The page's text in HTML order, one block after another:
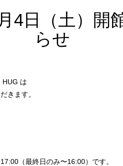
4日（土）開
らせ
HUG は
きます。
（最終日のみ〜16:00）です。